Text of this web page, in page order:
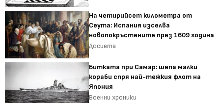
На четирийсет километра от
Сеута: Испания изселва
новопокръстените през 1609 година
Досиета
Битката при Самар: шепа малки
кораби спря най-тежкия флот на
Япония
Военни хроники